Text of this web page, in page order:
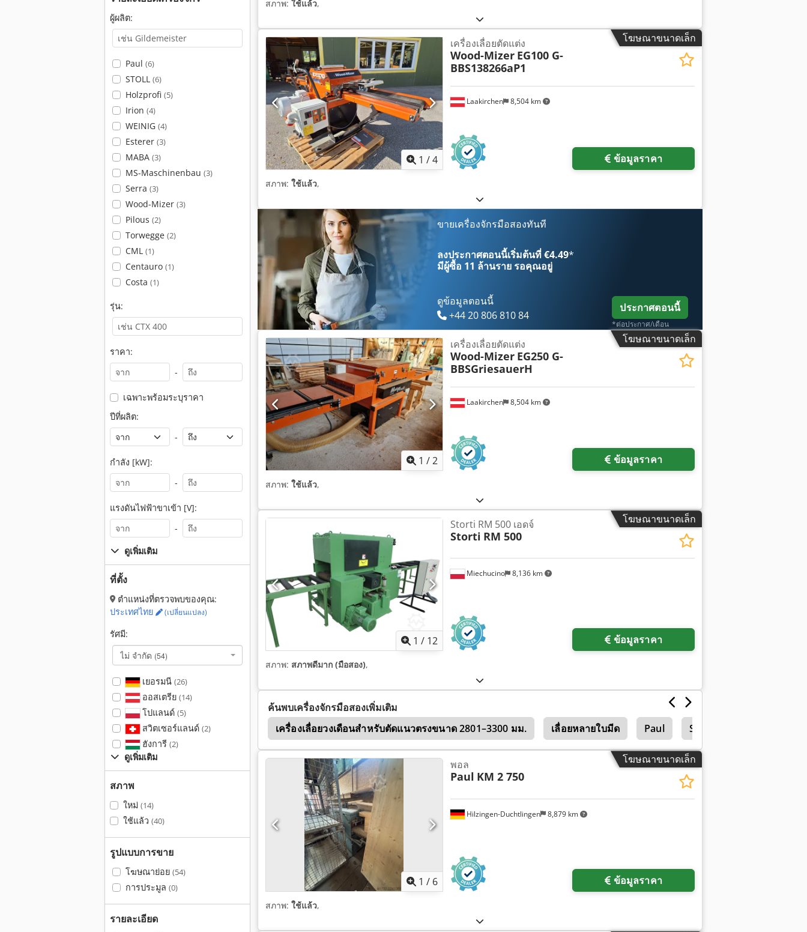
ผู้ผลิต:
Paul (6)
STOLL (6)
Holzprofi (5)
Irion (4)
WEINIG (4)
Esterer (3)
MABA (3)
MS-Maschinenbau (3)
Serra (3)
Wood-Mizer (3)
Pilous (2)
Torwegge (2)
CML (1)
Centauro (1)
Costa (1)
รุ่น:
ราคา:
-
เฉพาะพร้อมระบุราคา
ปีที่ผลิต:
-
กำลัง [kW]:
-
แรงดันไฟฟ้าขาเข้า [V]:
-
ดูเพิ่มเติม
ที่ตั้ง
ตำแหน่งที่ตรวจพบของคุณ:
ประเทศไทย
(เปลี่ยนแปลง)
รัศมี:
ไม่ จำกัด (54)
เยอรมนี (26)
ออสเตรีย (14)
โปแลนด์ (5)
สวิตเซอร์แลนด์ (2)
ฮังการี (2)
ดูเพิ่มเติม
สภาพ
ใหม่ (14)
ใช้แล้ว (40)
รูปแบบการขาย
โฆษณาย่อย (54)
การประมูล (0)
รายละเอียด
สภาพ: ใช้แล้ว,
โฆษณาขนาดเล็ก
1 /4
Laakirchen 8,504 km
เครื่องเลื่อยตัดแต่ง
Wood-Mizer EG100 G-
BBS138266aP1
ข้อมูลราคา
สภาพ: ใช้แล้ว,
ขายเครื่องจักรมือสองทันที
ลงประกาศตอนนี้เริ่มต้นที่ €4.49*
มีผู้ซื้อ 11 ล้านราย รอคุณอยู่
ดูข้อมูลตอนนี้
+44 20 806 810 84
ประกาศตอนนี้
*ต่อประกาศ/เดือน
โฆษณาขนาดเล็ก
1 /2
Laakirchen 8,504 km
เครื่องเลื่อยตัดแต่ง
Wood-Mizer EG250 G-
BBSGriesauerH
ข้อมูลราคา
สภาพ: ใช้แล้ว,
โฆษณาขนาดเล็ก
1 / 12
Miechucino 8,136 km
Storti RM 500 เอดจ์
Storti RM 500
ข้อมูลราคา
สภาพ: สภาพดีมาก (มือสอง),
ค้นพบเครื่องจักรมือสองเพิ่มเติม
เครื่องเลื่อยวงเดือนสำหรับตัดแนวตรงขนาด 2801–3300 มม.
เลื่อยหลายใบมีด Paul Stoll
Wood Mizer Centauro โต๊ะ สไลด์
โฆษณาขนาดเล็ก
1 / 6
Hilzingen-Duchtlingen 8,879 km
พอล
Paul KM 2 750
ข้อมูลราคา
สภาพ: ใช้แล้ว,